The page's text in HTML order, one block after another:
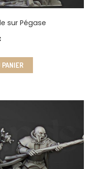
sur Pégase